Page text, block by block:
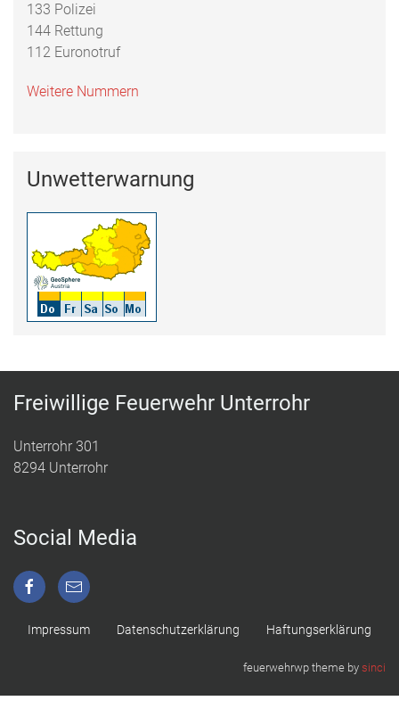
133 Polizei
144 Rettung
112 Euronotruf
Weitere Nummern
Unwetterwarnung
Freiwillige Feuerwehr Unterrohr
Unterrohr 301
8294 Unterrohr
Social Media
Impressum Datenschutzerklärung Haftungserklärung
feuerwehrwp theme by sinci